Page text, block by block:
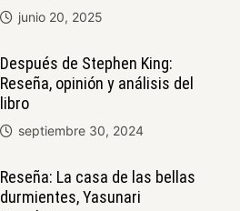
junio 20, 2025
Después de Stephen King:
Reseña, opinión y análisis del
libro
septiembre 30, 2024
Reseña: La casa de las bellas
durmientes, Yasunari